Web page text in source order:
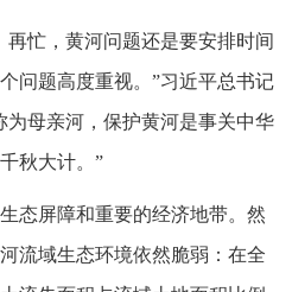
再忙，黄河问题还是要安排时间
问题高度重视。”习近平总书记
为母亲河，保护黄河是事关中华
秋大计。”
态屏障和重要的经济地带。然
流域生态环境依然脆弱：在全